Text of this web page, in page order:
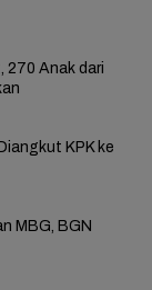
270 Anak dari
KPK ke
MBG, BGN